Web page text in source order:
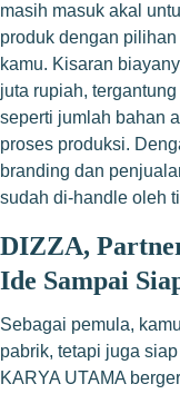
masih masuk akal
produk dengan
kamu. Kisaran
juta rupiah,
seperti jumlah bahan
proses produksi.
branding dan
sudah di-handle oleh
DIZZA,
Ide Sampai
Sebagai pemula,
pabrik, tetapi juga
KARYA UTAMA